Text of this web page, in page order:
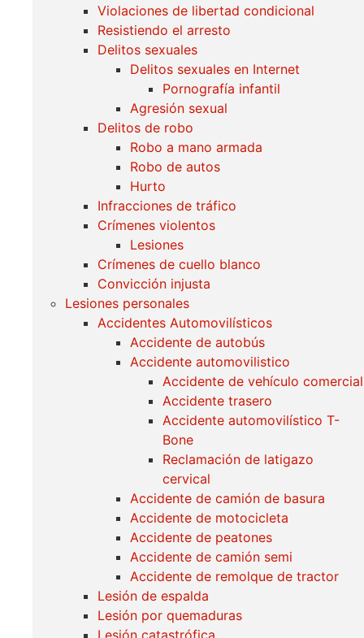
Violaciones de libertad condicional
Resistiendo el arresto
Delitos sexuales
Delitos sexuales en Internet
Pornografía infantil
Agresión sexual
Delitos de robo
Robo a mano armada
Robo de autos
Hurto
Infracciones de tráfico
Crímenes violentos
Lesiones
Crímenes de cuello blanco
Convicción injusta
Lesiones personales
Accidentes Automovilísticos
Accidente de autobús
Accidente automovilistico
Accidente de vehículo comercial
Accidente trasero
Accidente automovilístico T-
Bone
Reclamación de latigazo
cervical
Accidente de camión de basura
Accidente de motocicleta
Accidente de peatones
Accidente de camión semi
Accidente de remolque de tractor
Lesión de espalda
Lesión por quemaduras
Lesión catastrófica